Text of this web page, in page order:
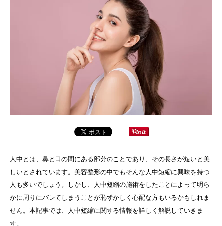
人中とは、鼻と口の間にある部分のことであり、その長さが短いと美
しいとされています。美容整形の中でもそんな人中短縮に興味を持つ
人も多いでしょう。しかし、人中短縮の施術をしたことによって明ら
かに周りにバレてしまうことが恥ずかしく心配な方もいるかもしれま
せん。本記事では、人中短縮に関する情報を詳しく解説していきま
す。